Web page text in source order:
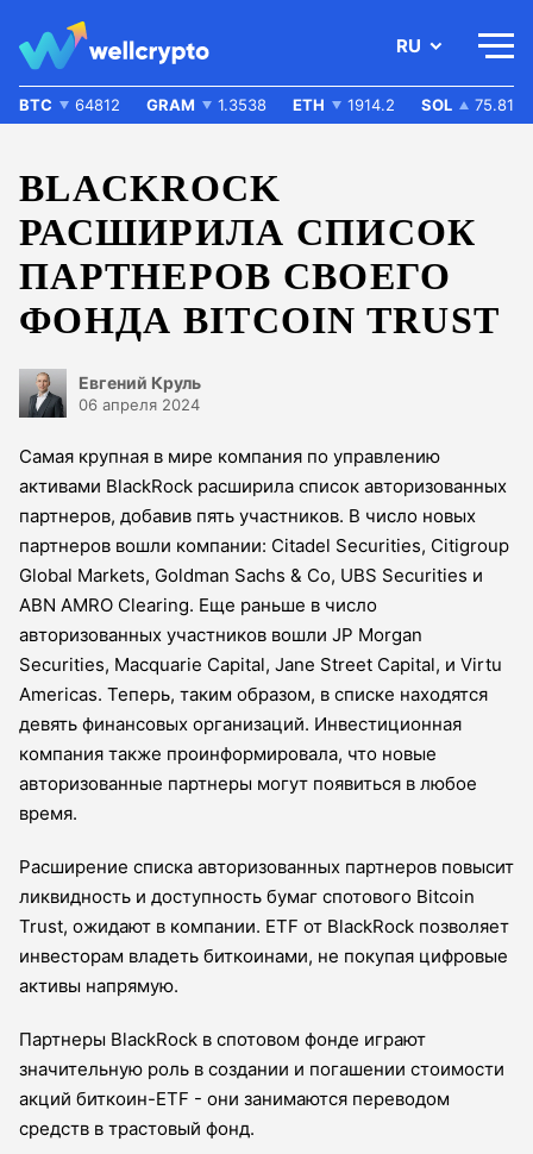
RU
BTC 64812 GRAM 1.3538 ETH 1914.2 SOL 75.81
BLACKROCK
РАСШИРИЛА СПИСОК
ПАРТНЕРОВ СВОЕГО
ФОНДА BITCOIN TRUST
Евгений Круль
06 апреля 2024
Самая крупная в мире компания по управлению
активами BlackRock расширила список авторизованных
партнеров, добавив пять участников. В число новых
партнеров вошли компании: Citadel Securities, Citigroup
Global Markets, Goldman Sachs & Co, UBS Securities и
ABN AMRO Clearing. Еще раньше в число
авторизованных участников вошли JP Morgan
Securities, Macquarie Capital, Jane Street Capital, и Virtu
Americas. Теперь, таким образом, в списке находятся
девять финансовых организаций. Инвестиционная
компания также проинформировала, что новые
авторизованные партнеры могут появиться в любое
время.
Расширение списка авторизованных партнеров повысит
ликвидность и доступность бумаг спотового Bitcoin
Trust, ожидают в компании. ETF от BlackRock позволяет
инвесторам владеть биткоинами, не покупая цифровые
активы напрямую.
Партнеры BlackRock в спотовом фонде играют
значительную роль в создании и погашении стоимости
акций биткоин-ETF - они занимаются переводом
средств в трастовый фонд.